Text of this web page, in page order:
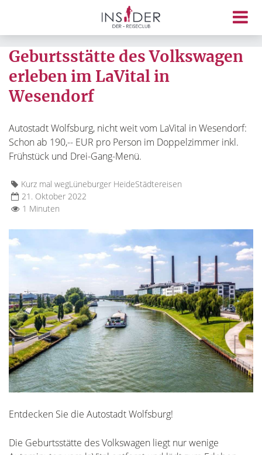
Geburtsstätte des Volkswagen
erleben im LaVital in
Wesendorf
Autostadt Wolfsburg, nicht weit vom LaVital in Wesendorf:
Schon ab 190,-- EUR pro Person im Doppelzimmer inkl.
Frühstück und Drei-Gang-Menü.
Kurz mal wegLüneburger HeideStädtereisen
21. Oktober 2022
1 Minuten
Entdecken Sie die Autostadt Wolfsburg!
Die Geburtsstätte des Volkswagen liegt nur wenige